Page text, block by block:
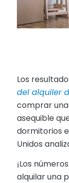
Los
del alquiler
comprar
asequible
dormitorios
Unidos
¡Los
alquilar una